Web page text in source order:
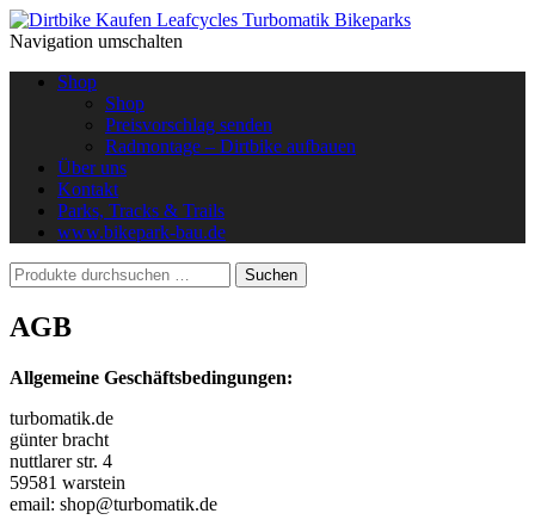
Navigation umschalten
Shop
Shop
Preisvorschlag senden
Radmontage – Dirtbike aufbauen
Über uns
Kontakt
Parks, Tracks & Trails
www.bikepark-bau.de
AGB
Allgemeine Geschäftsbedingungen:
turbomatik.de
günter bracht
nuttlarer str. 4
59581 warstein
email: shop@turbomatik.de